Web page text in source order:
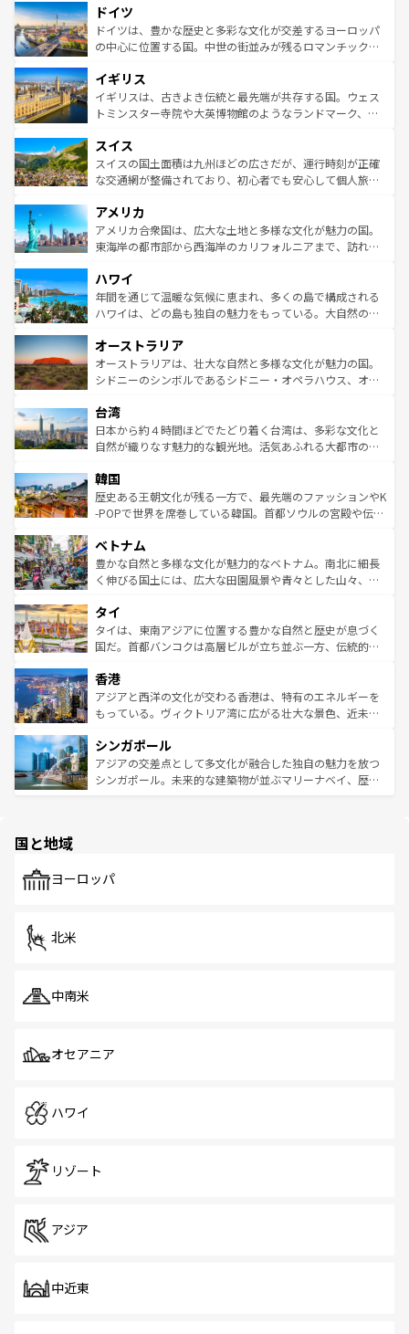
せる。地方によって風土や気候が異なるスペインはその個
性で訪れる人を魅了する。 なお、新着のスペイン情報は コ
ンテンツ一覧を参照してほしい。
で、幅広い魅力が詰まっている。華麗な宮殿、歴史的な大
聖堂、美しいビーチ、そして豊かな自然が、訪れる者を心
から魅了する。また、フランスは美食の国としても知ら
いる。シャンパンの発祥地であるランス、プロヴァンスの
香り高いラベンダー畑など、多彩な楽しみ方が可能だ。さ
らに、パリ以外の地域にも魅力が溢れており、どの街角に
れる地方に足を運ぶとそれぞれで全く異なる文化を体験で
きるだろう。 なお、新着のフランス情報はコンテンツ一覧
を参照してほしい。
ドイツ
ドイツは、豊かな歴史と多彩な文化が交差するヨーロッパ
の中心に位置する国。中世の街並みが残るロマンチック街
顔を持つこの国は、どこを歩いても飽きることがない。ベ
ルリンの文化的活気、バイエルン州のアルプスの絶景、そ
してライン川沿いのワイン畑といった風景は必見。ビール
は、お酒好きな人にはぜひ体験してほしい。 なお、新着の
ドイツ情報はコンテンツ一覧を参照してほしい。
イギリス
イギリスは、古きよき伝統と最先端が共存する国。ウェス
トミンスター寺院や大英博物館のようなランドマーク、歴
リアごとに異なる魅力がある。また、優雅なアフタヌーン
ティー、ビール好きにはたまらない英国パブ、サッカー観
戦など、本場だからこそできる体験も豊富。イギリスを旅
ンツ一覧を参照してほしい。
スイス
スイスの国土面積は九州ほどの広さだが、運行時刻が正確
な交通網が整備されており、初心者でも安心して個人旅行
の建物がそのまま残る町や、スイスならではのユニークな
博物館もあり、アルプス観光だけでなく町歩きも満喫する
ことができる。国民の所得が高いため物価も高いが、旅行
ば市内交通費無料で観光を楽しむこともできる。 なお、新
着のスイス情報はコンテンツ一覧 を参照してほしい。
アメリカ
アメリカ合衆国は、広大な土地と多様な文化が魅力の国。
東海岸の都市部から西海岸のカリフォルニアまで、訪れる
のような巨大都市は、観光、ショッピング、エンターテイ
ンメントが詰まった刺激的なスポットだ。一方、アメリカ
西部には大自然が広がり、グランドキャニオンやイエロー
部のニューオーリンズでは、音楽と美食が融合した独特の
文化が魅力。旅行者はアメリカの各地域で異なる魅力を楽
しみながら、その多様性と豊かな歴史を感じることができ
ならではの贅沢な旅のスタイルだ。 なお、新着のアメリカ
情報はコンテンツ一覧を参照してほしい。
ハワイ
年間を通じて温暖な気候に恵まれ、多くの島で構成される
ハワイは、どの島も独自の魅力をもっている。大自然の神
ワイ島は見逃せない。また、定番の観光地といえばオアフ
島だが、静かな自然を求めるならマウイ島やカウアイ島が
おすすめ。エメラルドグリーンに輝く海をはじめ、豊かな
れるおもてなしの心で訪れる人々を迎えてくれるハワイの
人々、おいしいローカルフードやハワイアンミュージッ
ク、伝統的なフラダンスなど、すべてがハワイの魅力を彩
ワイを、存分に味わってほしい。 なお、新着のハワイ情報
はコンテンツ一覧を参照してほしい。
オーストラリア
オーストラリアは、壮大な自然と多様な文化が魅力の国。
シドニーのシンボルであるシドニー・オペラハウス、オー
リアリーフや大陸中央部にそびえるウルル（エアーズロッ
ク）、タスマニアの美しい原生林やケアンズの熱帯雨林な
ど、見どころがたくさん。また、カフェやワイン、オージ
いる。アクティビティも充実しており、サーフィンやダイ
ビング、ハイキングなど、アウトドア好きにはたまらな
い。オーストラリアの多彩な魅力を存分に味わいつくそ
参照してほしい。
台湾
日本から約４時間ほどでたどり着く台湾は、多彩な文化と
自然が織りなす魅力的な観光地。活気あふれる大都市の台
ン）、静ひつな山岳地帯である台湾東部など、都市の喧騒
と山間の静けさが共存しており、訪れる人に新しい発見と
驚きをもたらしてくれる。また、奥深い台湾の食文化も魅
容にもいいと評判のスイーツなど、バラエティ豊かな料理
が味わえる。 なお、新着の台湾情報は コンテンツ一覧を参
照してほしい。
韓国
歴史ある王朝文化が残る一方で、最先端のファッションやK
-POPで世界を席巻している韓国。首都ソウルの宮殿や伝統
き、地方に足を延ばせば四季折々の自然美を楽しむことが
できる。そして、キムチや焼肉、絶品のストリートフード
まで、さまざまな韓国料理が待っている。夜には、韓国な
リティに包まれながら、韓国の多彩な魅力を心ゆくまで味
わってみてほしい。 なお、新着の韓国情報はコンテンツ一
覧を参照してほしい。
ベトナム
豊かな自然と多様な文化が魅力的なベトナム。南北に細長
く伸びる国土には、広大な田園風景や青々とした山々、世
急速な発展と共に伝統が息づく。ハノイの古い町並みやホ
ーチミン市のフランス統治時代の建物も、独特の雰囲気を
醸し出している。また、バラエティの豊かさとおいしさで
とつ。フォーやバインミー、ベトナムコーヒーなどは、ぜ
ひ現地で味わいたい。どの地域を訪れてもあたたかい人々
が旅行者を迎えてくれるので、きっと忘れられない旅にな
参照してほしい。
タイ
タイは、東南アジアに位置する豊かな自然と歴史が息づく
国だ。首都バンコクは高層ビルが立ち並ぶ一方、伝統的な
の活気が交差している。北部ではチェンマイなどの山岳地
帯で自然と触れ合い、南部ではプーケットやクラビの美し
いビーチでリゾート気分を楽しむことができる。タイ料理
激する。気候は一年中温暖で、どの季節にも異なる楽しみ
が待っている。親しみやすいタイの人々、仏教を中心とし
た文化、そして多様な観光資源が、訪れる旅人を魅了し続
香港
アジアと西洋の文化が交わる香港は、特有のエネルギーを
もっている。ヴィクトリア湾に広がる壮大な景色、近未来
み、どこを訪れても感動するはず。観光スポットが密集し
ており、効率よく見どころを回れるのも魅力。息をのむよ
うな絶景から文化的な体験まで、香港を存分に楽しみ尽く
シンガポール
アジアの交差点として多文化が融合した独自の魅力を放つ
シンガポール。未来的な建築物が並ぶマリーナベイ、歴史
で、ホーカーズは地元の風情を楽しめる外せないスポット
国と地域
ヨーロッパ
北米
中南米
オセアニア
ハワイ
リゾート
アジア
中近東